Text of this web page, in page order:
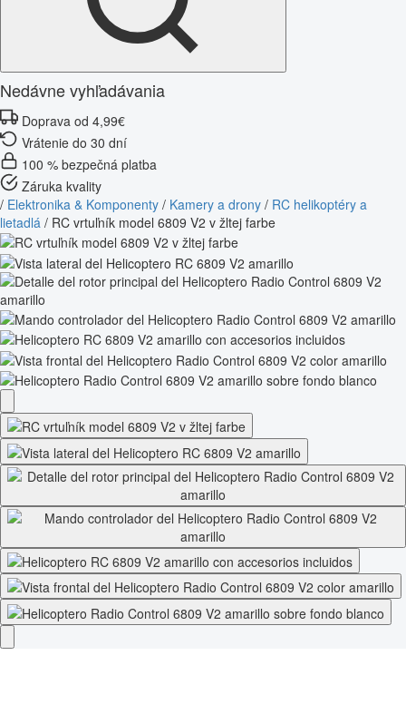
Nedávne vyhľadávania
Doprava od 4,99€
Vrátenie do 30 dní
100 % bezpečná platba
Záruka kvality
/ Elektronika & Komponenty / Kamery a drony / RC helikoptéry a
lietadlá / RC vrtuľník model 6809 V2 v žltej farbe